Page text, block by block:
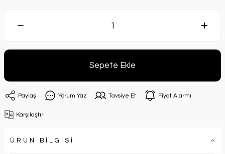
Sepete Ekle
Paylaş Yorum Yaz Tavsiye Et Fiyat Alarmı
Karşılaştır
ÜRÜN BİLGİSİ